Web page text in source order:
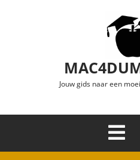
Jouw gids naar een